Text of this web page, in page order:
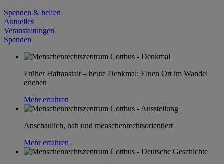
Spenden & helfen
Aktuelles
Veranstaltungen
Spenden
Früher Haftanstalt – heute Denkmal: Einen Ort im Wandel
erleben
Mehr erfahren
Anschaulich, nah und menschenrechtsorientiert
Mehr erfahren